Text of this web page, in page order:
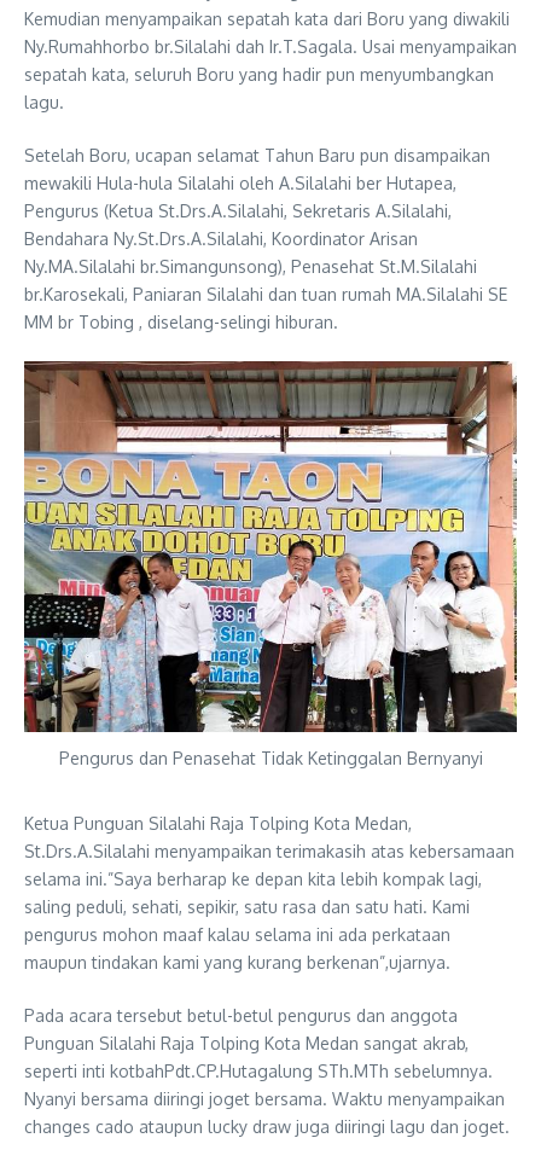
Kemudian menyampaikan sepatah kata dari Boru yang diwakili
Ny.Rumahhorbo br.Silalahi dah Ir.T.Sagala. Usai menyampaikan
sepatah kata, seluruh Boru yang hadir pun menyumbangkan
lagu.
Setelah Boru, ucapan selamat Tahun Baru pun disampaikan
mewakili Hula-hula Silalahi oleh A.Silalahi ber Hutapea,
Pengurus (Ketua St.Drs.A.Silalahi, Sekretaris A.Silalahi,
Bendahara Ny.St.Drs.A.Silalahi, Koordinator Arisan
Ny.MA.Silalahi br.Simangunsong), Penasehat St.M.Silalahi
br.Karosekali, Paniaran Silalahi dan tuan rumah MA.Silalahi SE
MM br Tobing , diselang-selingi hiburan.
Pengurus dan Penasehat Tidak Ketinggalan Bernyanyi
Ketua Punguan Silalahi Raja Tolping Kota Medan,
St.Drs.A.Silalahi menyampaikan terimakasih atas kebersamaan
selama ini.”Saya berharap ke depan kita lebih kompak lagi,
saling peduli, sehati, sepikir, satu rasa dan satu hati. Kami
pengurus mohon maaf kalau selama ini ada perkataan
maupun tindakan kami yang kurang berkenan”,ujarnya.
Pada acara tersebut betul-betul pengurus dan anggota
Punguan Silalahi Raja Tolping Kota Medan sangat akrab,
seperti inti kotbahPdt.CP.Hutagalung STh.MTh sebelumnya.
Nyanyi bersama diiringi joget bersama. Waktu menyampaikan
changes cado ataupun lucky draw juga diiringi lagu dan joget.